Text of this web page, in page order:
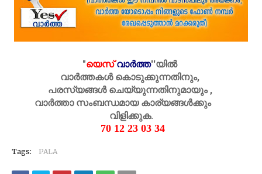
"യെസ് വാർത്ത''യിൽ
വാർത്തകൾ കൊടുക്കുന്നതിനും,
പരസ്യങ്ങൾ ചെയ്യുന്നതിനുമായും ,
വാർത്താ സംബന്ധമായ കാര്യങ്ങൾക്കും
വിളിക്കുക.
70 12 23 03 34
Tags: PALA